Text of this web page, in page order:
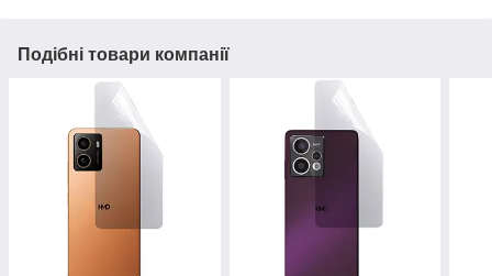
Подібні товари компанії